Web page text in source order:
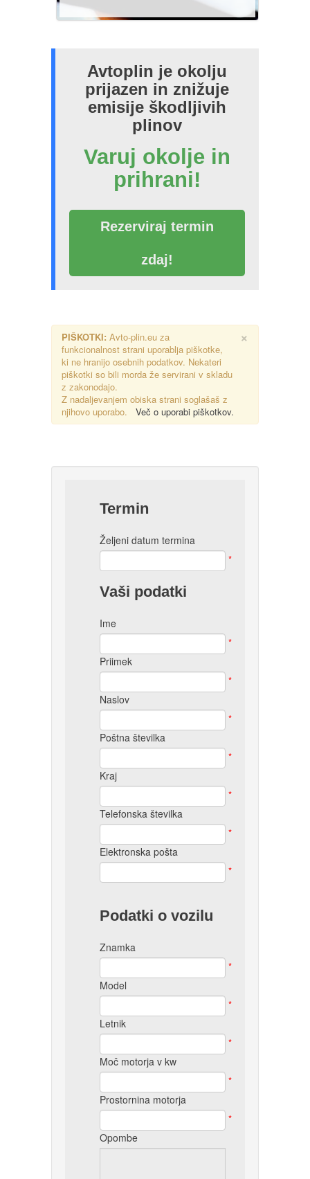
Avtoplin je okolju
prijazen in znižuje
emisije škodljivih
plinov
Varuj okolje in
prihrani!
Rezerviraj termin
zdaj!
×
PIŠKOTKI: Avto-plin.eu za
funkcionalnost strani uporablja piškotke,
ki ne hranijo osebnih podatkov. Nekateri
piškotki so bili morda že servirani v skladu
z zakonodajo.
Z nadaljevanjem obiska strani soglašaš z
njihovo uporabo.
Več o uporabi piškotkov.
Termin
Željeni datum termina
*
Vaši podatki
Ime
*
Priimek
*
Naslov
*
Poštna številka
*
Kraj
*
Telefonska številka
*
Elektronska pošta
*
Podatki o vozilu
Znamka
*
Model
*
Letnik
*
Moč motorja v kw
*
Prostornina motorja
*
Opombe